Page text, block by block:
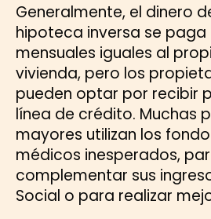
Generalmente, el dinero
hipoteca inversa se paga
mensuales iguales al
vivienda, pero los
pueden optar por recibir
línea de crédito. Muchas
mayores utilizan los
médicos inesperados,
complementar sus
Social o para realizar